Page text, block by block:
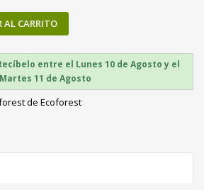
AL CARRITO
entre el Lunes 10 de Agosto y el
Martes 11 de Agosto
de Ecoforest